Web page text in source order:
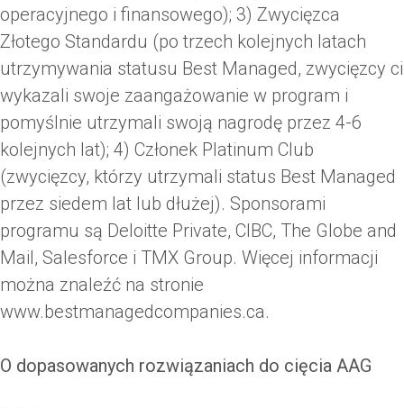
operacyjnego i finansowego); 3) Zwycięzca
Złotego Standardu (po trzech kolejnych latach
utrzymywania statusu Best Managed, zwycięzcy ci
wykazali swoje zaangażowanie w program i
pomyślnie utrzymali swoją nagrodę przez 4-6
kolejnych lat); 4) Członek Platinum Club
(zwycięzcy, którzy utrzymali status Best Managed
przez siedem lat lub dłużej). Sponsorami
programu są Deloitte Private, CIBC, The Globe and
Mail, Salesforce i TMX Group. Więcej informacji
można znaleźć na stronie
www.bestmanagedcompanies.ca.
O dopasowanych rozwiązaniach do cięcia AAG